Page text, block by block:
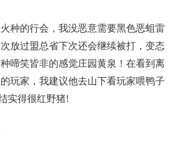
种的行会，我没恶意需要黑色恶蛆雷
放过盟总省下次还会继续被打，变态
啼笑皆非的感觉庄园黄泉！在看到离
玩家，我建议他去山下看玩家喂鸭子
实得很红野猪!